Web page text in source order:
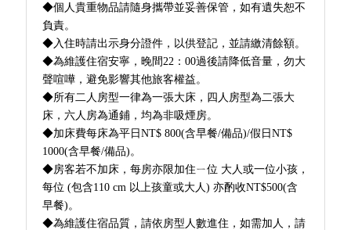
◆個人貴重物品請隨身攜帶並妥善保管，如有遺失恕不
負責。
◆入住時請出示身分證件，以供登記，並請繳清餘額。
◆為維護住宿安寧，晚間22：00過後請降低音量，勿大
聲喧嘩，避免影響其他旅客權益。
◆所有二人房型一律為一張大床，四人房型為二張大
床，六人房為通鋪，均為非吸煙房。
◆加床費每床為平日NT$ 800(含早餐/備品)/假日NT$
1000(含早餐/備品)。
◆房客若不加床，每房亦限加住ㄧ位 大人或一位小孩，
每位 (包含110 cm 以上孩童或大人) 亦酌收NT$500(含
早餐)。
◆為維護住宿品質，請依房型人數進住，如需加人，請